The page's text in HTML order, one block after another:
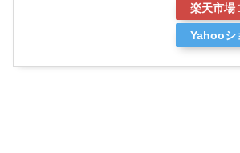
楽天市場
Yahooシ